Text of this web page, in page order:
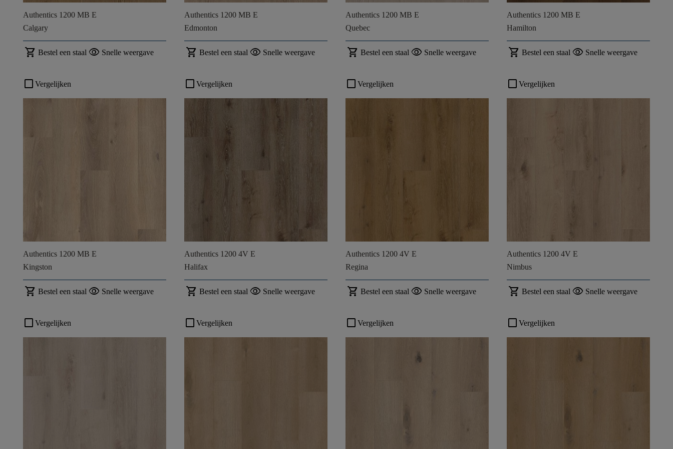
Authentics 1200 MB E
Calgary
shopping_cart Bestel een staal visibility Snelle weergave
Authentics 1200 MB E
Edmonton
shopping_cart Bestel een staal visibility Snelle weergave
Authentics 1200 MB E
Quebec
shopping_cart Bestel een staal visibility Snelle weergave
Authentics 1200 MB E
Hamilton
shopping_cart Bestel een staal visibility Snelle weergave
check_box_outline_blank Vergelijken
Authentics 1200 MB E
Kingston
shopping_cart Bestel een staal visibility Snelle weergave
check_box_outline_blank Vergelijken
Authentics 1200 4V E
Halifax
shopping_cart Bestel een staal visibility Snelle weergave
check_box_outline_blank Vergelijken
Authentics 1200 4V E
Regina
shopping_cart Bestel een staal visibility Snelle weergave
check_box_outline_blank Vergelijken
Authentics 1200 4V E
Nimbus
shopping_cart Bestel een staal visibility Snelle weergave
check_box_outline_blank Vergelijken check_box_outline_blank Vergelijken check_box_outline_blank Vergelijken check_box_outline_blank Vergelijken